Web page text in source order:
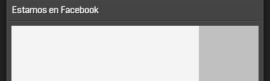
Estamos en Facebook